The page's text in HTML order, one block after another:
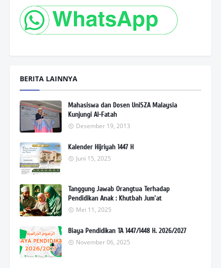
BERITA LAINNYA
Mahasiswa dan Dosen UniSZA Malaysia
Kunjungi Al-Fatah
Desember 19, 2013
Kalender Hijriyah 1447 H
Juni 15, 2025
Tanggung Jawab Orangtua Terhadap
Pendidikan Anak : Khutbah Jum'at
Mei 11, 2025
Biaya Pendidikan TA 1447/1448 H. 2026/2027
November 06, 2025